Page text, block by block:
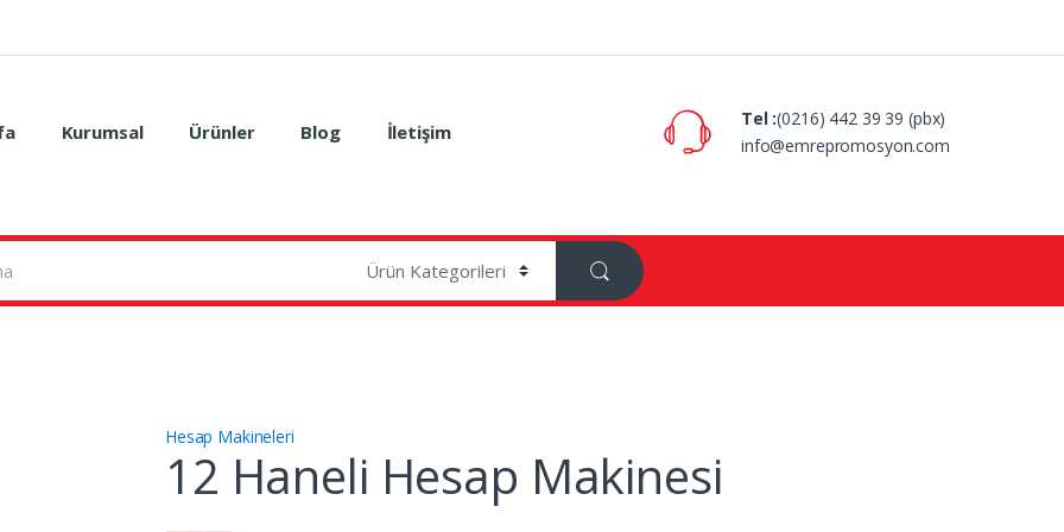
Kurumsal Ürünler Blog İletişim
Tel :(0216) 442 39 39 (pbx)
info@emrepromosyon.com
Hesap Makineleri
12 Haneli Hesap Makinesi